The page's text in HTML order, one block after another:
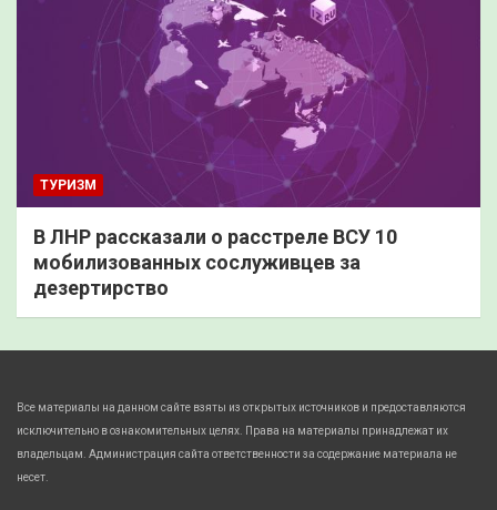
ТУРИЗМ
В ЛНР рассказали о расстреле ВСУ 10
мобилизованных сослуживцев за
дезертирство
Все материалы на данном сайте взяты из открытых источников и предоставляются
исключительно в ознакомительных целях. Права на материалы принадлежат их
владельцам. Администрация сайта ответственности за содержание материала не
несет.